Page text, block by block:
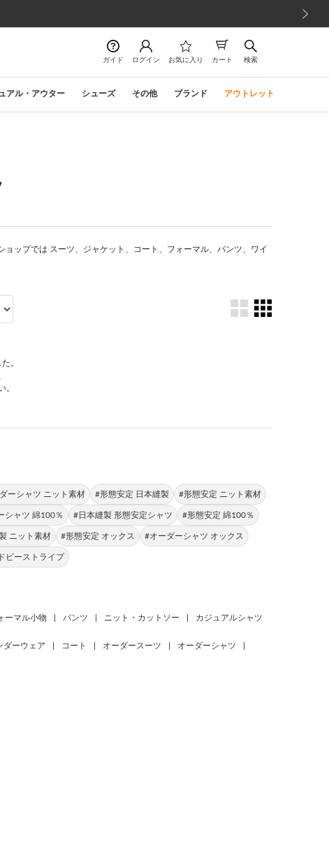
ガイド ログイン お気に入り カート 検索
アル・アウター シューズ その他 ブランド アウトレット
ップでは スーツ、ジャケット、コート、フォーマル、パンツ、ワイ
。
。
ーシャツ ニット素材 #形態安定 日本縫製 #形態安定 ニット素材
シャツ 綿100％ #日本縫製 形態安定シャツ #形態安定 綿100％
ニット素材 #形態安定 オックス #オーダーシャツ オックス
ビーストライプ
ーマル小物 パンツ ニット・カットソー カジュアルシャツ
ダーウェア コート オーダースーツ オーダーシャツ